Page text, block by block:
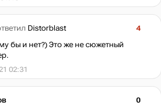
Distorblast
4
бы и нет?) Это же не сюжетный
02:31
0